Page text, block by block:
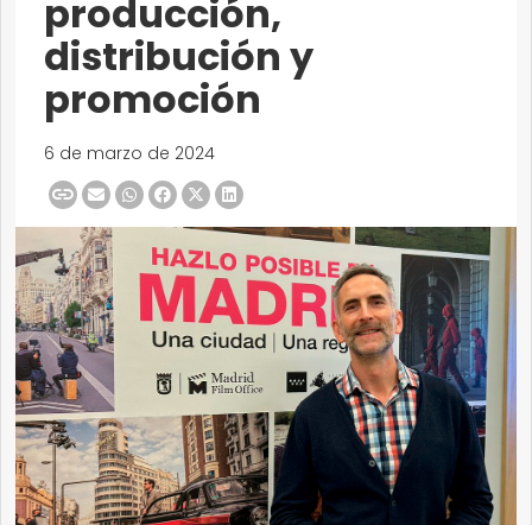
producción,
distribución y
promoción
6 de marzo de 2024